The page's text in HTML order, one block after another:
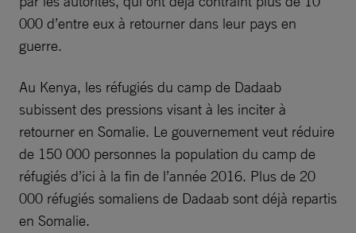
000 d’entre eux à retourner dans leur pays en
guerre.
Au Kenya, les réfugiés du camp de Dadaab
subissent des pressions visant à les inciter à
retourner en Somalie. Le gouvernement veut réduire
de 150 000 personnes la population du camp de
réfugiés d’ici à la fin de l’année 2016. Plus de 20
000 réfugiés somaliens de Dadaab sont déjà repartis
en Somalie.